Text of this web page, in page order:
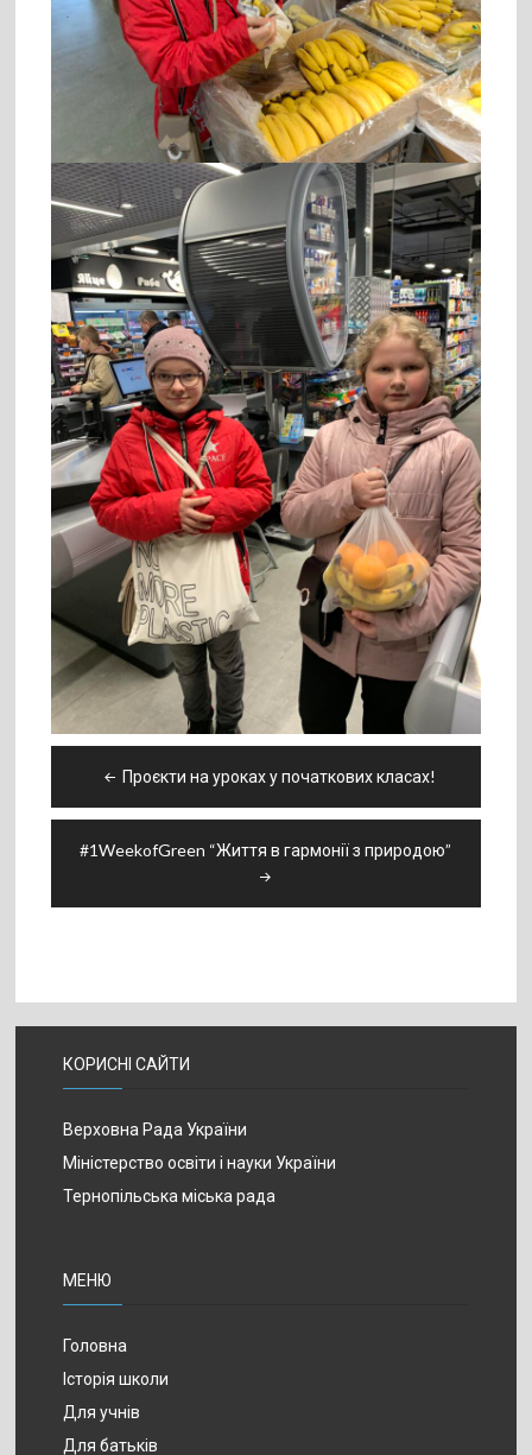
записівПроєкти на уроках у початкових класах!
#1WeekofGreen “Життя в гармонії з природою”
КОРИСНІ САЙТИ
Верховна Рада України
Міністерство освіти і науки України
Тернопільська міська рада
МЕНЮ
Головна
Історія школи
Для учнів
Для батьків